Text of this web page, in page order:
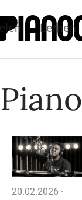
Lernen
20.02.2026 ·